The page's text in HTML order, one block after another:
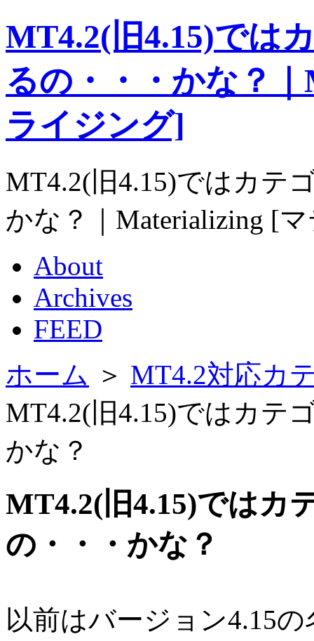
MT4.2(旧4.15)では
るの・・・かな？
ライジング]
MT4.2(旧4.15)ではカテ
かな？｜Materializing [
About
Archives
FEED
ホーム ＞ MT4.2対応カ
MT4.2(旧4.15)ではカテ
かな？
MT4.2(旧4.15)ではカ
の・・・かな？
以前はバージョン4.15